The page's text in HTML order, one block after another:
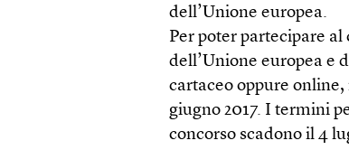
dell’Unione europea.
Per poter partecipare
dell’Unione europea e
cartaceo oppure online,
giugno 2017. I termini
concorso scadono il 4